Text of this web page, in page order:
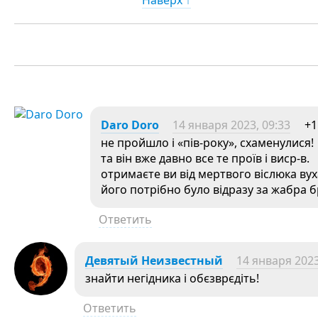
Daro Doro 14 января 2023, 09:33
не пройшло і «пів-року», схаменулися!
та він вже давно все те проїв і виср-в.
отримаєте ви від мертвого віслюка
його потрібно було відразу за жабра
Ответить
Девятый Неизвестный
14 января
знайти негідника і обєзврєдіть!
Ответить